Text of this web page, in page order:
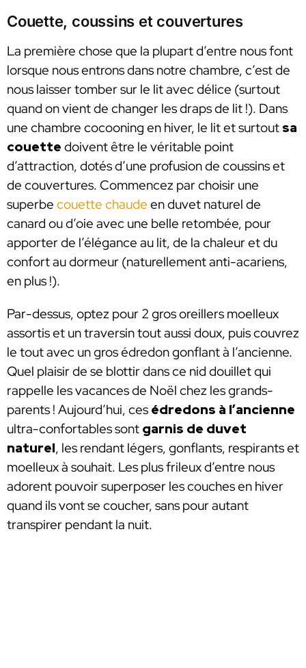
Couette, coussins et couvertures
La première chose que la plupart d’entre nous font
lorsque nous entrons dans notre chambre, c’est de
nous laisser tomber sur le lit avec délice (surtout
quand on vient de changer les draps de lit !). Dans
une chambre cocooning en hiver, le lit et surtout sa
couette doivent être le véritable point
d’attraction, dotés d’une profusion de coussins et
de couvertures. Commencez par choisir une
superbe couette chaude en duvet naturel de
canard ou d’oie avec une belle retombée, pour
apporter de l’élégance au lit, de la chaleur et du
confort au dormeur (naturellement anti-acariens,
en plus !).
Par-dessus, optez pour 2 gros oreillers moelleux
assortis et un traversin tout aussi doux, puis couvrez
le tout avec un gros édredon gonflant à l’ancienne.
Quel plaisir de se blottir dans ce nid douillet qui
rappelle les vacances de Noël chez les grands-
parents ! Aujourd’hui, ces édredons à l’ancienne
ultra-confortables sont garnis de duvet
naturel, les rendant légers, gonflants, respirants et
moelleux à souhait. Les plus frileux d’entre nous
adorent pouvoir superposer les couches en hiver
quand ils vont se coucher, sans pour autant
transpirer pendant la nuit.